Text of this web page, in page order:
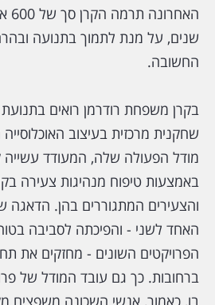
שנים, על מנת לתמוך בתנועה
החשובה.
בקרן משפחת רודרמן רואים
שחקנית מרכזית בעיצוב
מודל הפעולה שלה, המעודד עשייה
באמצעות טיפוח מנהיגות צעירה
והצעירים המתגוררים בהן. הדאגה
האחד לשני - והפיכתה לסביבה
הפרויקטים השונים - מחזקים את
ברחובות. כך גם עובד המודל של
בו, כאמור, אנשי השכונה משפצים